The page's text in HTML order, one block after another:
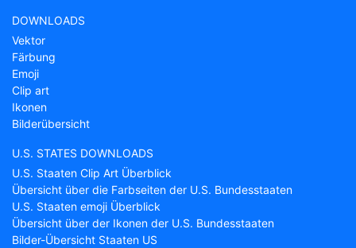
DOWNLOADS
Vektor
Färbung
Emoji
Clip art
Ikonen
Bilderübersicht
U.S. STATES DOWNLOADS
U.S. Staaten Clip Art Überblick
Übersicht über die Farbseiten der U.S. Bundesstaaten
U.S. Staaten emoji Überblick
Übersicht über der Ikonen der U.S. Bundesstaaten
Bilder-Übersicht Staaten US